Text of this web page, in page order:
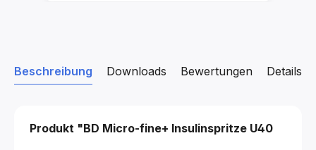
Beschreibung Downloads Details
Bewertungen
Produkt "BD Micro-fine+ Insulinspritze U40